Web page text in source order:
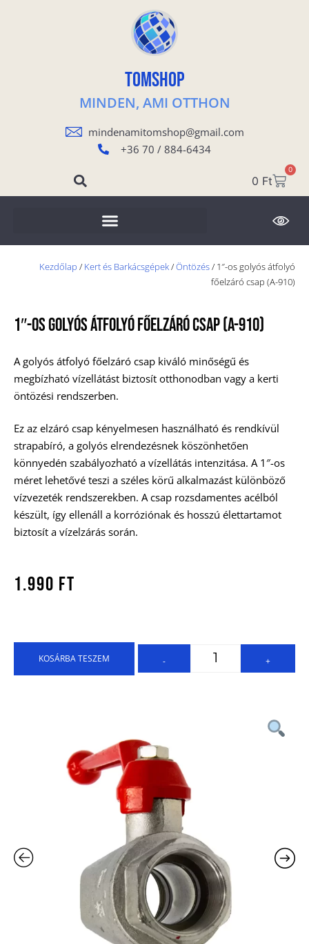
TOMSHOP
MINDEN, AMI OTTHON
mindenamitomshop@gmail.com
+36 70 / 884-6434
0 Ft
0
Kezdőlap / Kert és Barkácsgépek/Öntözés/ 1″-os golyós átfolyó
főelzáró csap (A-910)
1″-Os Golyós Átfolyó Főelzáró Csap (A-910)
A golyós átfolyó főelzáró csap kiváló minőségű és
megbízható vízellátást biztosít otthonodban vagy a kerti
öntözési rendszerben.
Ez az elzáró csap kényelmesen használható és rendkívül
strapabíró, a golyós elrendezésnek köszönhetően
könnyedén szabályozható a vízellátás intenzitása. A 1″-os
méret lehetővé teszi a széles körű alkalmazást különböző
vízvezeték rendszerekben. A csap rozsdamentes acélból
készült, így ellenáll a korróziónak és hosszú élettartamot
biztosít a vízelzárás során.
1.990 Ft
- +
KOSÁRBA TESZEM